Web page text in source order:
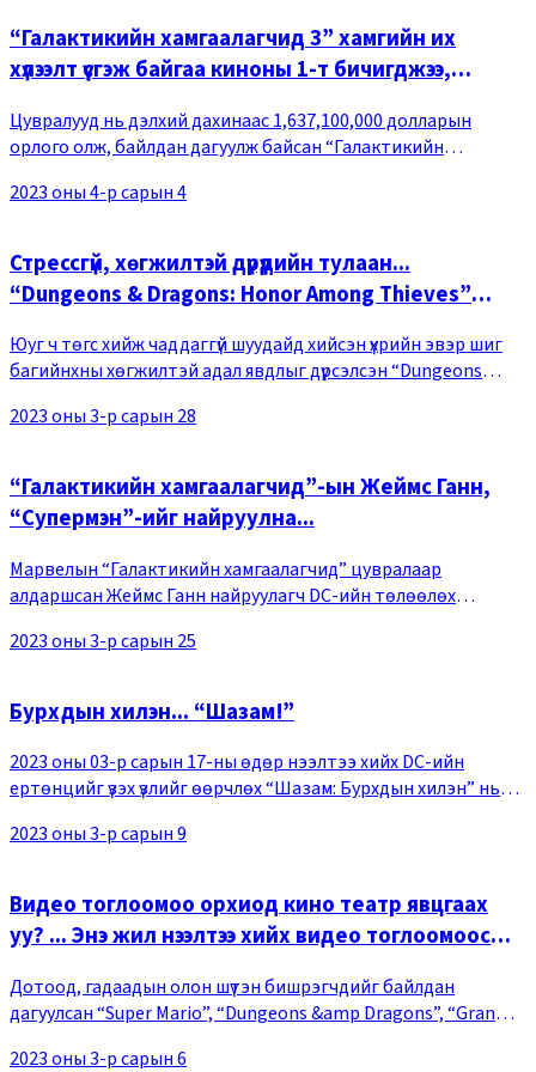
“Галактикийн хамгаалагчид 3” хамгийн их
хүлээлт үүсгэж байгаа киноны 1-т бичигджээ,
Цувралууд нь дэлхий дахинаас 1,637,100,000 долларын
орлого олж, байлдан дагуулж байсан “Галактикийн
илтгэх “Галактикийн хамгаалагчид 3” кино үзэгчд
2023 оны 4-р сарын 4
Стрессгүй, хөгжилтэй дүрүүдийн тулаан...
“Dungeons & Dragons: Honor Among Thieves”
Юуг ч төгс хийж чаддаггүй шуудайд хийсэн үхрийн эвэр шиг
багийнхны хөгжилтэй адал явдлыг дүрсэлсэн “Dungeons
сарын 31-ний өдөр нээлтээ хийнэ. Асар
2023 оны 3-р сарын 28
“Галактикийн хамгаалагчид”-ын Жеймс Ганн,
“Супермэн”-ийг найруулна...
Марвелын “Галактикийн хамгаалагчид” цувралаар
алдаршсан Жеймс Ганн найруулагч DC-ийн төлөөлөх
Жеймс Ганн 2023 оны 03-р сарын 15-ны өдөр өөрийн т
2023 оны 3-р сарын 25
Бурхдын хилэн... “Шазам!”
2023 оны 03-р сарын 17-ны өдөр нээлтээ хийх DC-ийн
ертөнцийг үзэх үзлийг өөрчлөх “Шазам: Бурхдын хилэн” нь
аюултай тулааныг өрнүүлдэг байна.
2023 оны 3-р сарын 9
Видео тоглоомоо орхиод кино театр явцгаах
уу? ... Энэ жил нээлтээ хийх видео тоглоомоос
Дотоод, гадаадын олон шүтэн бишрэгчдийг байлдан
дагуулсан “Super Mario”, “Dungeons &amp Dragons”, “Gran
театруудад кино болж гарах нь байна. Нэг мед
2023 оны 3-р сарын 6